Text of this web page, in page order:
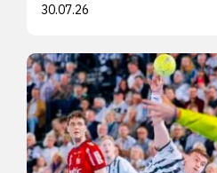
30.07.26